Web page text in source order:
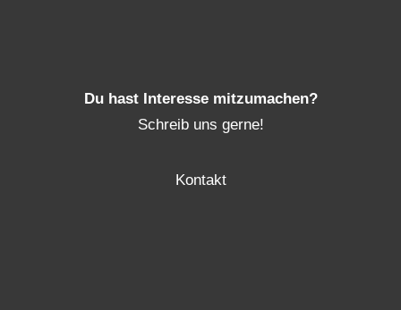
Du hast Interesse mitzumachen?
Schreib uns gerne!
Kontakt